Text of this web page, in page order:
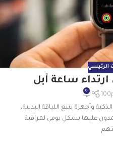
الرئيسي
ساعة أبل
0
وأجهزة تتبع اللياقة البدنية،
عليها بشكل يومي لمراقبة